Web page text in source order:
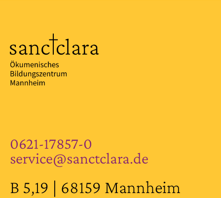
0621-17857-0
service@sanctclara.de
B 5,19 | 68159 Mannheim